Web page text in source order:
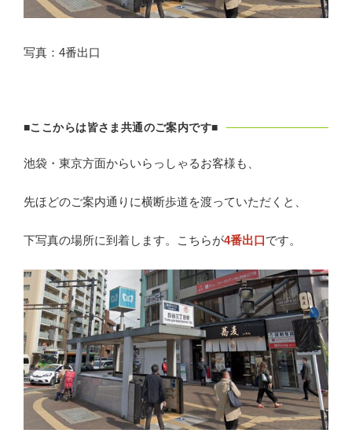
写真：4番出口
■ここからは皆さま共通のご案内です■
池袋・東京方面からいらっしゃるお客様も、
先ほどのご案内通りに横断歩道を渡っていただくと、
下写真の場所に到着します。こちらが4番出口です。